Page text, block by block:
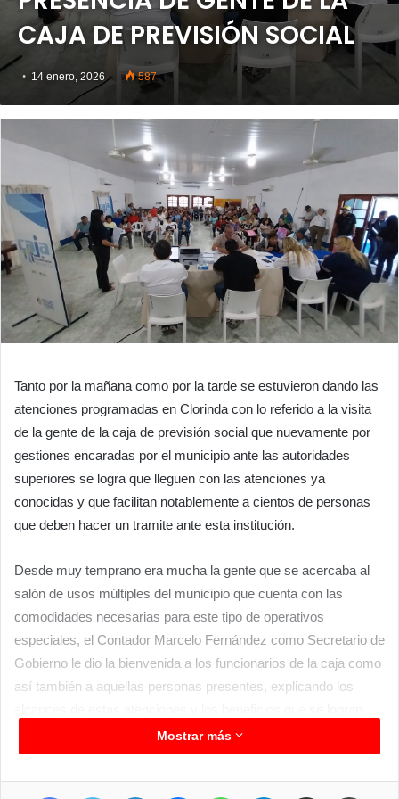
CAJA DE PREVISIÓN SOCIAL
14 enero, 2026 587
Tanto por la mañana como por la tarde se estuvieron dando las
atenciones programadas en Clorinda con lo referido a la visita
de la gente de la caja de previsión social que nuevamente por
gestiones encaradas por el municipio ante las autoridades
superiores se logra que lleguen con las atenciones ya
conocidas y que facilitan notablemente a cientos de personas
que deben hacer un tramite ante esta institución.
Desde muy temprano era mucha la gente que se acercaba al
salón de usos múltiples del municipio que cuenta con las
comodidades necesarias para este tipo de operativos
especiales, el Contador Marcelo Fernández como Secretario de
Gobierno le dio la bienvenida a los funcionarios de la caja como
así también a aquellas personas presentes, explicando los
con la presencia de ellos aquí en Clorinda.
Finalizada la jornada se comunicó que fueron 423 personas las
Mostrar más